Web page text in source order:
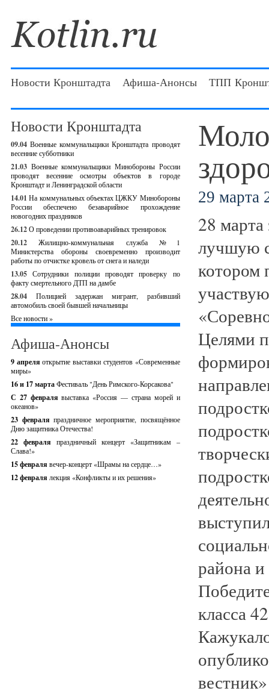
Новости Кронштадта Афиша-Анонсы ТПП
Новости Кронштадта
09.04 Военные коммунальщики Кронштадта проводят
весенние субботники
21.03 Военные коммунальщики Минобороны России
проводят весенние осмотры объектов в городе
Кронштадт и Ленинградской области
14.01 На коммунальных объектах ЦЖКУ Минобороны
России обеспечено безаварийное прохождение
новогодних праздников
26.12О проведении противоаварийных тренировок
20.12
Жилищно-коммунальная служба №1
Министерства обороны своевременно производит
работы по отчистке кровель от снега и наледи
13.05 Сотрудники полиции проводят проверку по
факту смертельного ДТП на дамбе
28.04
Полицией задержан мигрант, разбивший
автомобиль своей бывшей начальницы
Все новости »
Афиша-Анонсы
9 апреляоткрытие выставки студентов «Современные
миры»
16 и 17 мартаФестиваль "День Римского-Корсакова"
С 27 февралявыставка «Россия — страна морей и
океанов»
23 февраляпраздничное мероприятие, посвящённое
Дню защитника Отечества!
22 февраля праздничный концерт «Защитникам –
Слава!»
15 февраля вечер-концерт «Шрамы на сердце…»
12 февраля лекция «Конфликты и их решения»
29 марта
28
лучшую
котором
Целями
района
класса